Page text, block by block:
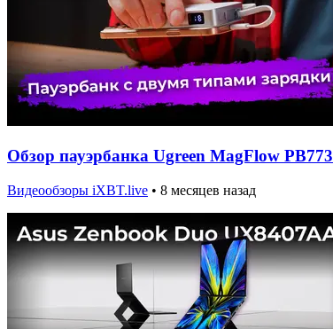
Обзор пауэрбанка Ugreen MagFlow PB773
Видеообзоры iXBT.live • 8 месяцев назад